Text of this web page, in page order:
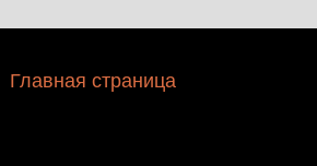
Главная страница